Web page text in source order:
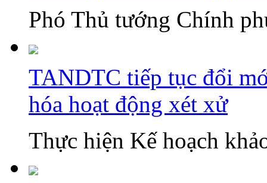
Phó Thủ tướng Chính
TANDTC tiếp tục đổi
hóa hoạt động xét xử
Thực hiện Kế hoạch